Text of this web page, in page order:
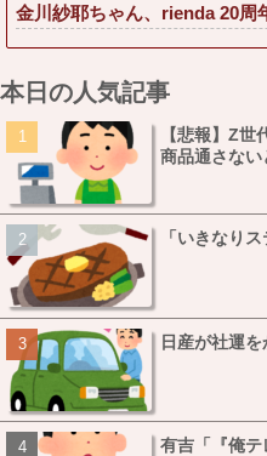
金川紗耶ちゃん、rienda 20周
本日の人気記事
【悲報】Z
商品通さない
「いきなり
日産が社運
有吉「『俺